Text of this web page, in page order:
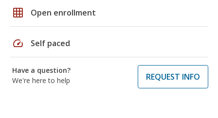
grid_on Open enrollment
speed Self paced
Have a question?
We're here to help
REQUEST INFO